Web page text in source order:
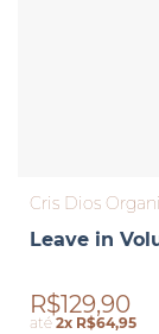
Cris Dios
Leave in
R$129,90
até2x R$64,95